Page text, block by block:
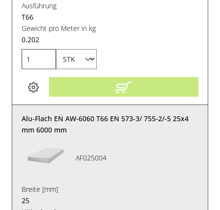
Ausführung
T66
Gewicht pro Meter in kg
0.202
Alu-Flach EN AW-6060 T66 EN 573-3/ 755-2/-5 25x4
mm 6000 mm
AF025004
Breite [mm]
25